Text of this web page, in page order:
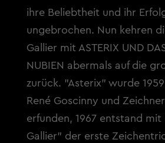
ihre Beliebtheit und ihr
ungebrochen. Nun kehren
Gallier mit ASTERIX UND
NUBIEN abermals auf die
zurück. "Asterix" wurde
René Goscinny und
erfunden, 1967 entstand mit
Gallier" der erste